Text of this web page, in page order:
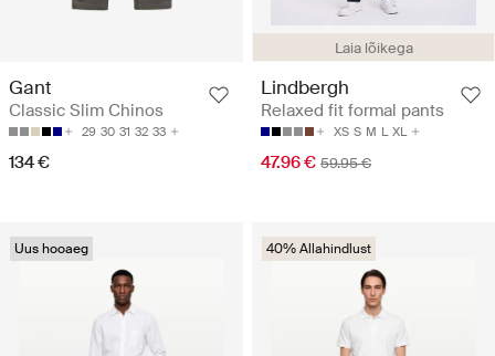
Gant
Classic Slim Chinos
29 30 31 32 33
134 €
Laia lõikega
Lindbergh
Relaxed fit formal pants
XS S M L XL
47.96 € 59.95 €
Uus hooaeg 40% Allahindlust